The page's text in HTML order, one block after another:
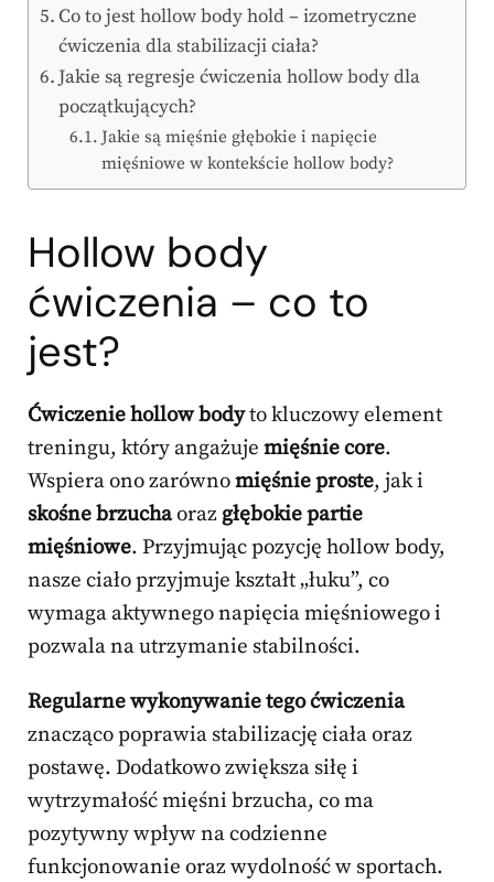
Co to jest hollow body hold – izometryczne
ćwiczenia dla stabilizacji ciała?
Jakie są regresje ćwiczenia hollow body dla
początkujących?
Jakie są mięśnie głębokie i napięcie
mięśniowe w kontekście hollow body?
Hollow body
ćwiczenia – co to
jest?
Ćwiczenie hollow bodyto kluczowy element
treningu, który angażuje mięśnie core.
Wspiera ono zarównomięśnie proste, jak i
skośne brzuchaoraz głębokie partie
mięśniowe. Przyjmując pozycję hollow body,
nasze ciało przyjmuje kształt „łuku”, co
wymaga aktywnego napięcia mięśniowego i
pozwala na utrzymanie stabilności.
Regularne wykonywanie tego ćwiczenia
znacząco poprawia stabilizację ciała oraz
postawę. Dodatkowo zwiększa siłę i
wytrzymałość mięśni brzucha, co ma
pozytywny wpływ na codzienne
funkcjonowanie oraz wydolność w sportach.